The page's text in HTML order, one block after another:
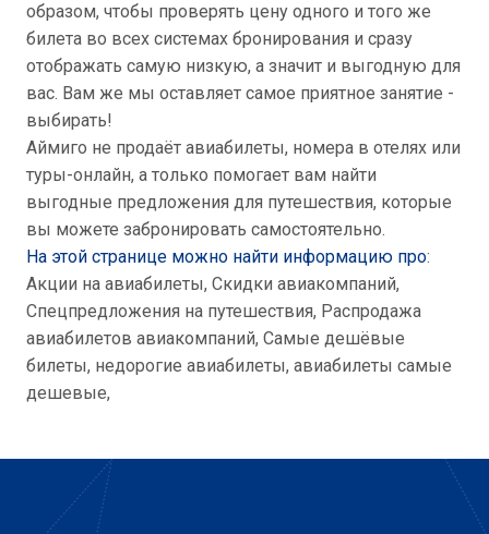
образом, чтобы проверять цену одного и того же
билета во всех системах бронирования и сразу
отображать самую низкую, а значит и выгодную для
вас. Вам же мы оставляет самое приятное занятие -
выбирать!
Аймиго не продаёт авиабилеты, номера в отелях или
туры-онлайн, а только помогает вам найти
выгодные предложения для путешествия, которые
вы можете забронировать самостоятельно.
На этой странице можно найти информацию про:
Акции на авиабилеты, Скидки авиакомпаний,
Спецпредложения на путешествия, Распродажа
авиабилетов авиакомпаний, Самые дешёвые
билеты, недорогие авиабилеты, авиабилеты самые
дешевые,